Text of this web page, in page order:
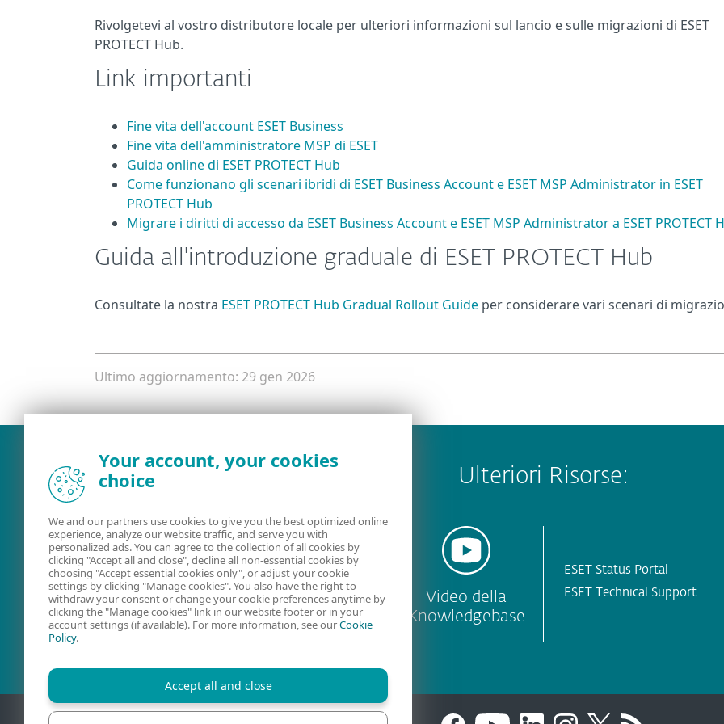
Rivolgetevi al vostro distributore locale per ulteriori informazioni sul lancio e sulle migrazioni di ESET
PROTECT Hub.
Link importanti
Fine vita dell'account ESET Business
Fine vita dell'amministratore MSP di ESET
Guida online di ESET PROTECT Hub
Come funzionano gli scenari ibridi di ESET Business Account e ESET MSP Administrator in ESET
PROTECT Hub
Migrare i diritti di accesso da ESET Business Account e ESET MSP Administrator a ESET PROTECT
Guida all'introduzione graduale di ESET PROTECT Hub
Consultate la nostra ESET PROTECT Hub Gradual Rollout Guide per considerare vari scenari di
Ultimo aggiornamento: 29 gen 2026
Ulteriori Risorse:
Guide utente
Forum utenti
ESET
Video della
Knowledgebase
ESET Status Portal
ESET Technical Support
Your account, your cookies
choice
We and our partners use cookies to give you the best optimized online
experience, analyze our website traffic, and serve you with
personalized ads. You can agree to the collection of all cookies by
clicking "Accept all and close", decline all non-essential cookies by
choosing "Accept essential cookies only", or adjust your cookie
settings by clicking "Manage cookies". You also have the right to
withdraw your consent or change your cookie preferences anytime by
clicking the "Manage cookies" link in our website footer or in your
account settings (if available). For more information, see ourCookie
Policy.
Accept all and close